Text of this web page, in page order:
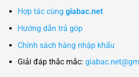
Hợp tác cùng giabac.net
Hướng dẫn trả góp
Chính sách hàng nhập khẩu
Giải đáp thắc mắc: